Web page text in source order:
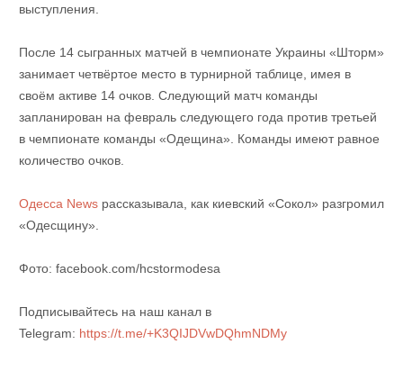
выступления.
После 14 сыгранных матчей в чемпионате Украины «Шторм»
занимает четвёртое место в турнирной таблице, имея в
своём активе 14 очков. Следующий матч команды
запланирован на февраль следующего года против третьей
в чемпионате команды «Одещина». Команды имеют равное
количество очков.
Одесса Newsрассказывала, как киевский «Сокол» разгромил
«Одесщину».
Фото: facebook.com/hcstormodesa
Подписывайтесь на наш канал в
Telegram: https://t.me/+K3QIJDVwDQhmNDMy